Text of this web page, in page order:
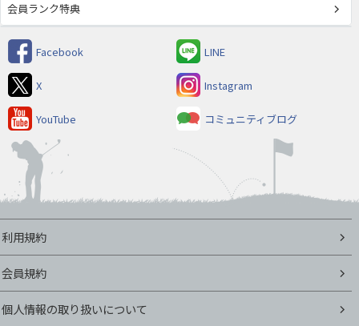
会員ランク特典
Facebook LINE
X Instagram
YouTube コミュニティブログ
利用規約
会員規約
個人情報の取り扱いについて